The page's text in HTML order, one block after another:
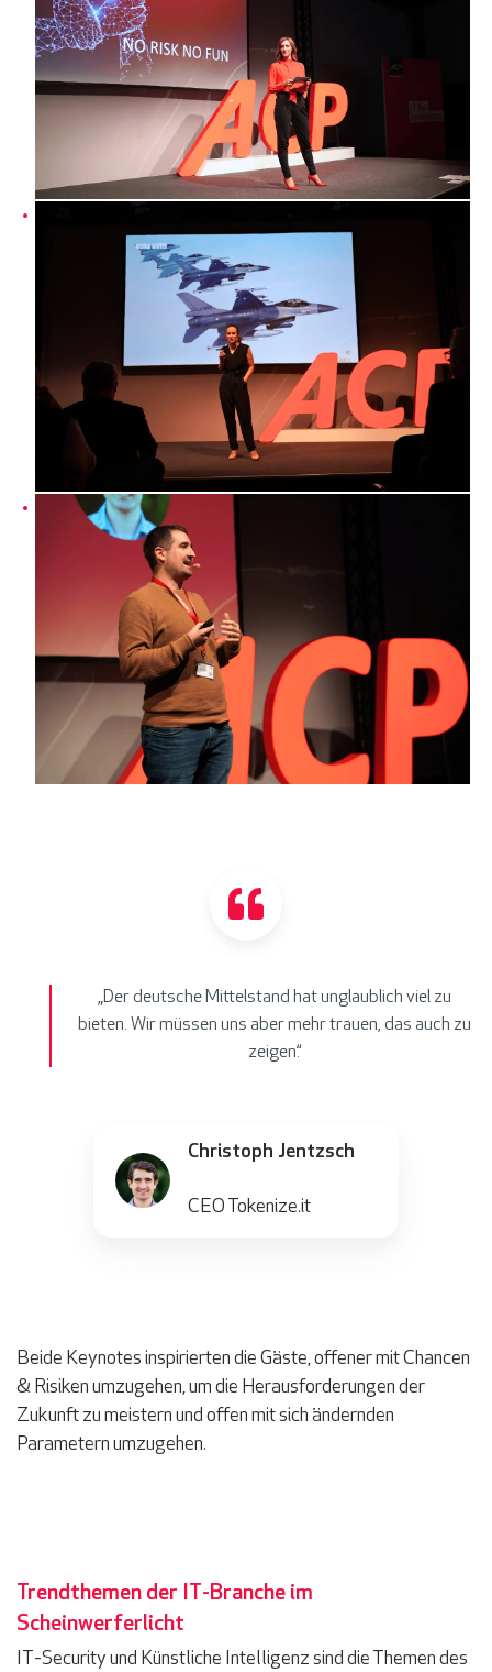
„Der deutsche Mittelstand hat unglaublich viel zu
bieten. Wir müssen uns aber mehr trauen, das auch zu
zeigen.“
Christoph Jentzsch
CEO Tokenize.it
Beide Keynotes inspirierten die Gäste, offener mit Chancen
& Risiken umzugehen, um die Herausforderungen der
Zukunft zu meistern und offen mit sich ändernden
Parametern umzugehen.
Trendthemen der IT-Branche im
Scheinwerferlicht
IT-Security und Künstliche Intelligenz sind die Themen des